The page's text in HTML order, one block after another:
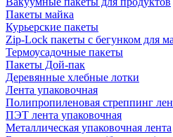
Пакеты майка
Курьерские пакеты
Zip-Lock пакеты с бегунком для
Термоусадочные пакеты
Пакеты Дой-пак
Деревянные хлебные лотки
Лента упаковочная
Полипропиленовая стреппинг
ПЭТ лента упаковочная
Металлическая упаковочная лента